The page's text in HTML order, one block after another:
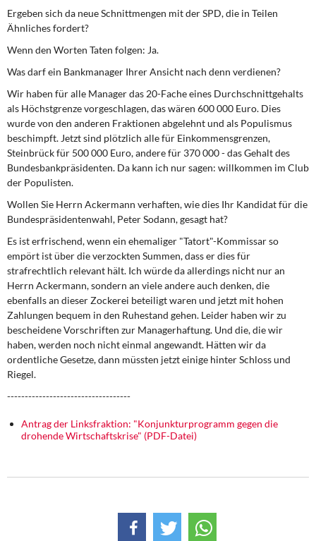
Ergeben sich da neue Schnittmengen mit der SPD, die in Teilen
Ähnliches fordert?
Wenn den Worten Taten folgen: Ja.
Was darf ein Bankmanager Ihrer Ansicht nach denn verdienen?
Wir haben für alle Manager das 20-Fache eines Durchschnittgehalts
als Höchstgrenze vorgeschlagen, das wären 600 000 Euro. Dies
wurde von den anderen Fraktionen abgelehnt und als Populismus
beschimpft. Jetzt sind plötzlich alle für Einkommensgrenzen,
Steinbrück für 500 000 Euro, andere für 370 000 - das Gehalt des
Bundesbankpräsidenten. Da kann ich nur sagen: willkommen im Club
der Populisten.
Wollen Sie Herrn Ackermann verhaften, wie dies Ihr Kandidat für die
Bundespräsidentenwahl, Peter Sodann, gesagt hat?
Es ist erfrischend, wenn ein ehemaliger "Tatort"-Kommissar so
empört ist über die verzockten Summen, dass er dies für
strafrechtlich relevant hält. Ich würde da allerdings nicht nur an
Herrn Ackermann, sondern an viele andere auch denken, die
ebenfalls an dieser Zockerei beteiligt waren und jetzt mit hohen
Zahlungen bequem in den Ruhestand gehen. Leider haben wir zu
bescheidene Vorschriften zur Managerhaftung. Und die, die wir
haben, werden noch nicht einmal angewandt. Hätten wir da
ordentliche Gesetze, dann müssten jetzt einige hinter Schloss und
Riegel.
-----------------------------------
Antrag der Linksfraktion: "Konjunkturprogramm gegen die
drohende Wirtschaftskrise" (PDF-Datei)